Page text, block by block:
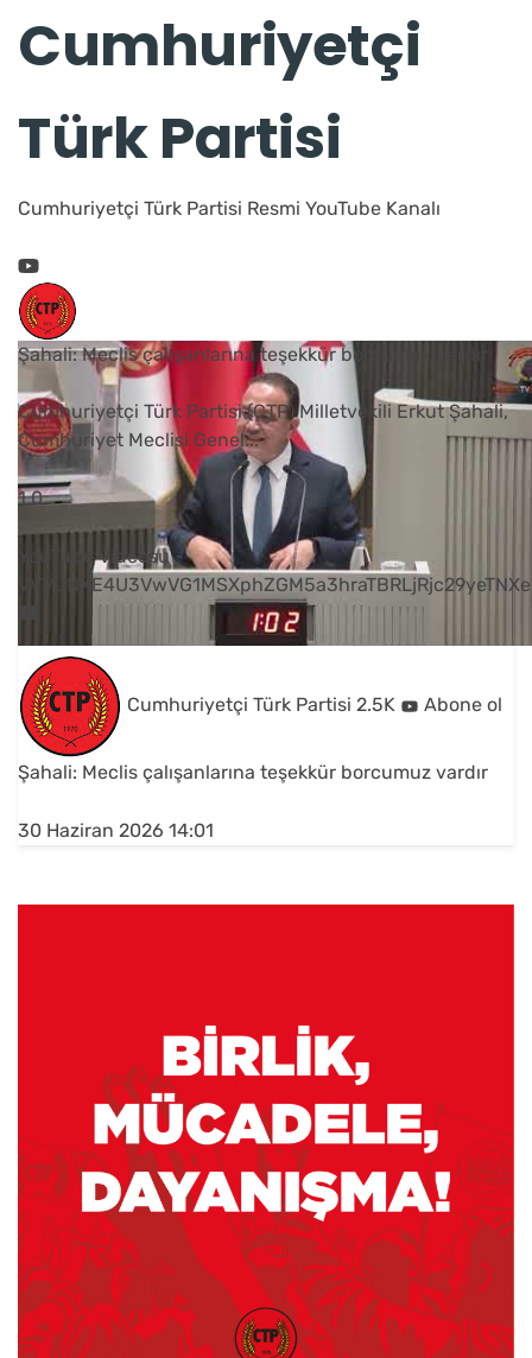
Cumhuriyetçi
Türk Partisi
Cumhuriyetçi Türk Partisi Resmi YouTube Kanalı
Şahali: Meclis çalışanlarına teşekkür borcumuz vardır
Cumhuriyetçi Türk Partisi (CTP) Milletvekili Erkut Şahali,
Cumhuriyet Meclisi Genel...
1 0
YouTube Videosu
Cumhuriyetçi Türk Partisi 2.5K Abone ol
Şahali: Meclis çalışanlarına teşekkür borcumuz vardır
30 Haziran 2026 14:01